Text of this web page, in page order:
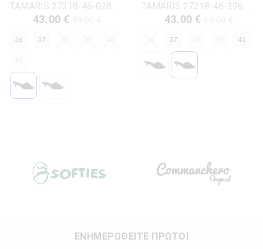
TAMARIS 27218-46-028 ΜΑΥΡΟ ΔΕΡΜΑ-ΚΡΟΚΟ
43.00 €
36 37
TAMARIS 27218-46-396 ΚΑΦΕ ΔΕΡΜΑ-ΚΡΟΚΟ
43.00 €
37 41
ΕΝΗΜΕΡΩΘΕΙΤΕ ΠΡΩΤΟΙ